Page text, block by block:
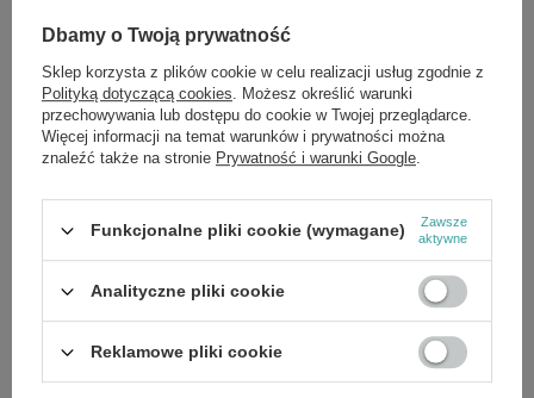
rano i wieczorem. Jedna ampułka wystarcza na
dwie aplikacje. Po ampułce warto
nałożyć serum/krem.
Officinale Root Extract*, Ferulic Acid, Boerhavia Diffusa Root Extract*,
Paullinia Cupana Fruit Extract*, Triethyl Citrate*, Caprylyl Glycol,
Benzoic Acid, Xanthan Gum*, Potassium Sorbate, Sodium Benzoate,
Dbamy o Twoją prywatność
Sklep korzysta z plików cookie w celu realizacji usług zgodnie z
Polityką dotyczącą cookies. Możesz określić warunki
przechowywania lub dostępu do cookie w Twojej przeglądarce.
Więcej informacji na temat warunków i prywatności można
znaleźć także na stronie Prywatność i warunki Google.
Funkcjonalne pliki cookie (wymagane)
Zawsze
aktywne
Analityczne pliki cookie
Reklamowe pliki cookie